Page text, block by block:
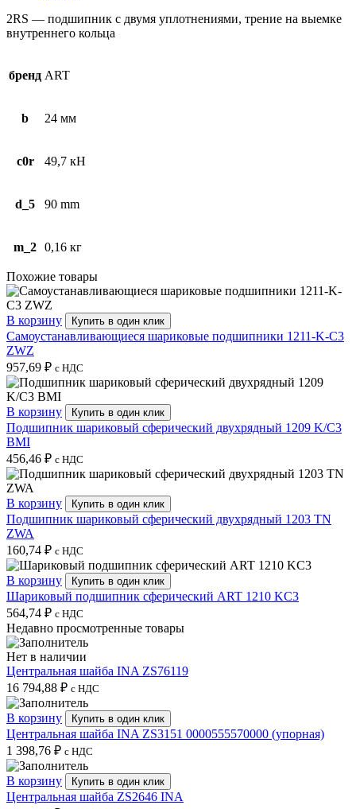
2RS — подшипник с двумя уплотнениями, трение на выемке
внутреннего кольца
бренд ART
b 24 мм
c0r 49,7 кН
d_5 90 mm
m_2 0,16 кг
Похожие товары
В корзину Купить в один клик
Самоустанавливающиеся шариковые подшипники 1211-K-C3
ZWZ
957,69 ₽ с НДС
В корзину Купить в один клик
Подшипник шариковый сферический двухрядный 1209 K/C3
BMI
456,46 ₽ с НДС
В корзину Купить в один клик
Подшипник шариковый сферический двухрядный 1203 TN
ZWA
160,74 ₽ с НДС
В корзину Купить в один клик
Шариковый подшипник сферический ART 1210 KC3
564,74 ₽ с НДС
Недавно просмотренные товары
Нет в наличии
Центральная шайба INA ZS76119
16 794,88 ₽ с НДС
В корзину Купить в один клик
Центральная шайба INA ZS3151 0000555570000 (упорная)
1 398,76 ₽ с НДС
В корзину Купить в один клик
Центральная шайба ZS2646 INA